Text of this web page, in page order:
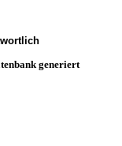
generiert